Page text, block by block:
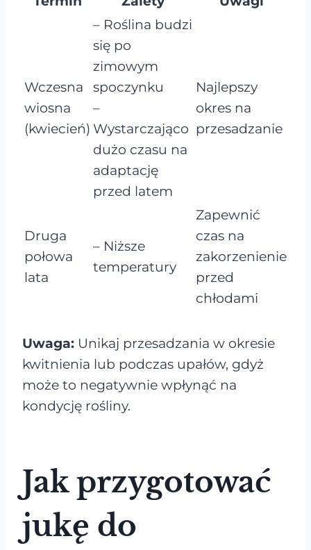
Wczesna
wiosna
(kwiecień)
– Roślina budzi
się po
zimowym
spoczynku
–
Wystarczająco
dużo czasu na
adaptację
przed latem
Najlepszy
okres na
przesadzanie
Druga
połowa
lata
– Niższe
temperatury
Zapewnić
czas na
zakorzenienie
przed
chłodami
Uwaga: Unikaj przesadzania w okresie
kwitnienia lub podczas upałów, gdyż
może to negatywnie wpłynąć na
kondycję rośliny.
Jak przygotować
jukę do